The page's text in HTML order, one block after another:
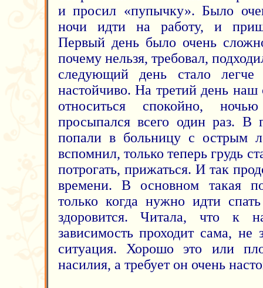
и просил «пупычку». Было
ночи идти на работу, и
Первый день было очень
почему нельзя, требовал,
следующий день стало
настойчиво. На третий день
относиться спокойно,
просыпался всего один раз.
попали в больницу с острым
вспомнил, только теперь грудь
потрогать, прижаться. И так
времени. В основном такая
только когда нужно идти
здоровится. Читала, что к
зависимость проходит сама, не
ситуация. Хорошо это или
насилия, а требует он очень